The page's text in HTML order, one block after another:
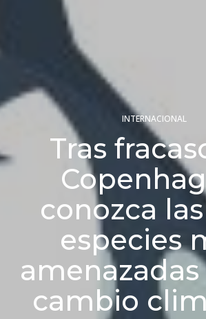
INTERNACIONAL
Tras
conozca
especies
cambio